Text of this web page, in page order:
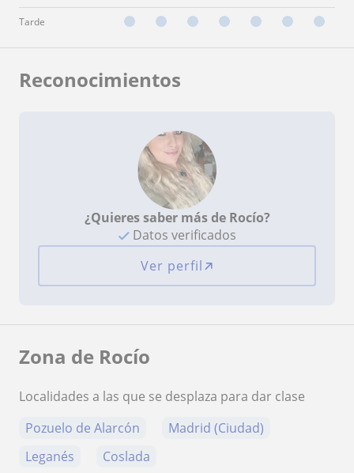
Tarde
Reconocimientos
¿Quieres saber más de Rocío?
Datos verificados
Ver perfil
Zona de Rocío
Localidades a las que se desplaza para dar clase
Pozuelo de Alarcón
Madrid (Ciudad)
Leganés
Coslada